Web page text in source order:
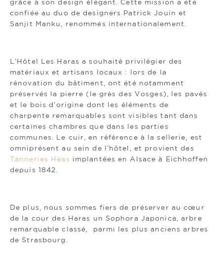
grâce à son design élégant. Cette mission a été
confiée au duo de designers Patrick Jouin et
Sanjit Manku, renommés internationalement.
L’Hôtel Les Haras a souhaité privilégier des
matériaux et artisans locaux : lors de la
rénovation du bâtiment, ont été notamment
préservés la pierre (le grès des Vosges), les pavés
et le bois d’origine dont les éléments de
charpente remarquables sont visibles tant dans
certaines chambres que dans les parties
communes. Le cuir, en référence à la sellerie, est
omniprésent au sein de l’hôtel, et provient des
Tanneries Haas
implantées en Alsace à Eichhoffen
depuis 1842.
De plus, nous sommes fiers de préserver au cœur
de la cour des Haras un Sophora Japonica, arbre
remarquable classé, parmi les plus anciens arbres
de Strasbourg.